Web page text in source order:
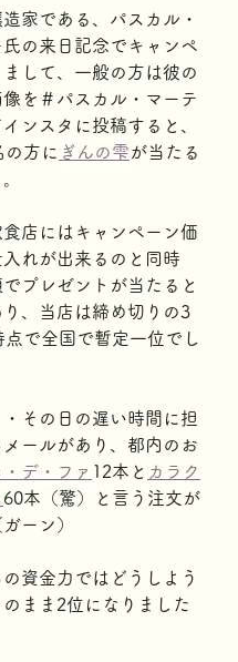
家である、パスカル・
の来日記念でキャンペ
して、一般の方は彼の
像を＃パスカル・マーテ
ンスタに投稿すると、
の方に ぎんの雫が当たる
食店にはキャンペーン価
れが出来るのと同時
プレゼントが当たると
、当店は締め切りの3
点で全国で暫定一位でし
・その日の遅い時間に担
ールがあり、都内のお
・デ・ファ 12本と カラク
60本（驚）と言う注文が
ーン）
資金力ではどうしよう
のまま2位になりました